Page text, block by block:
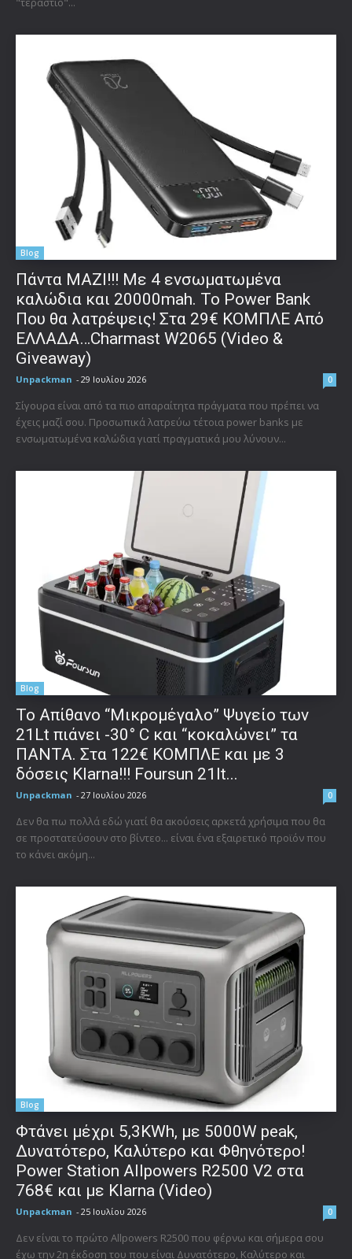
Blog
Πάντα ΜΑΖΙ!!! Με 4 ενσωματωμένα
καλώδια και 20000mah. Το Power Bank
Που θα λατρέψεις! Στα 29€ ΚΟΜΠΛΕ Από
ΕΛΛΑΔΑ…Charmast W2065 (Video &
Giveaway)
Unpackman - 29 Ιουλίου 2026 0
Σίγουρα είναι από τα πιο απαραίτητα πράγματα που πρέπει να
έχεις μαζί σου. Προσωπικά λατρεύω τέτοια power banks με
ενσωματωμένα καλώδια γιατί πραγματικά μου λύνουν...
Blog
Το Απίθανο “Μικρομέγαλο” Ψυγείο των
21Lt πιάνει -30° C και “κοκαλώνει” τα
ΠΑΝΤΑ. Στα 122€ ΚΟΜΠΛΕ και με 3
δόσεις Klarna!!! Foursun 21lt...
Unpackman - 27 Ιουλίου 2026 0
Δεν θα πω πολλά εδώ γιατί θα ακούσεις αρκετά χρήσιμα που θα
σε προστατεύσουν στο βίντεο... είναι ένα εξαιρετικό προϊόν που
το κάνει ακόμη...
Blog
Φτάνει μέχρι 5,3KWh, με 5000W peak,
Δυνατότερο, Καλύτερο και Φθηνότερο!
Power Station Allpowers R2500 V2 στα
768€ και με Klarna (Video)
Unpackman - 25 Ιουλίου 2026 0
Δεν είναι το πρώτο Allpowers R2500 που φέρνω και σήμερα σου
έχω την 2η έκδοση του που είναι Δυνατότερο, Καλύτερο και